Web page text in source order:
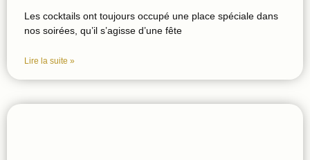
Les cocktails ont toujours occupé une place spéciale dans
nos soirées, qu’il s’agisse d’une fête
Lire la suite »